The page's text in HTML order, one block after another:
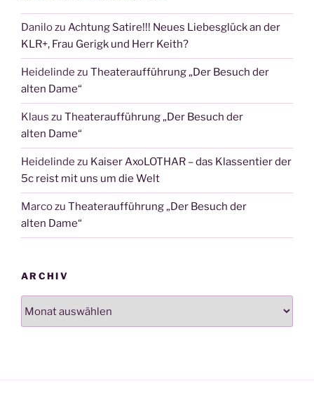
Danilozu Achtung Satire!!! Neues Liebesglück an der
KLR+, Frau Gerigk und Herr Keith?
Heidelinde zu Theateraufführung „Der Besuch der
alten Dame“
Klaus zu Theateraufführung „Der Besuch der
alten Dame“
Heidelinde zu Kaiser AxoLOTHAR – das Klassentier der
5c reist mit uns um die Welt
Marcozu Theateraufführung „Der Besuch der
alten Dame“
ARCHIV